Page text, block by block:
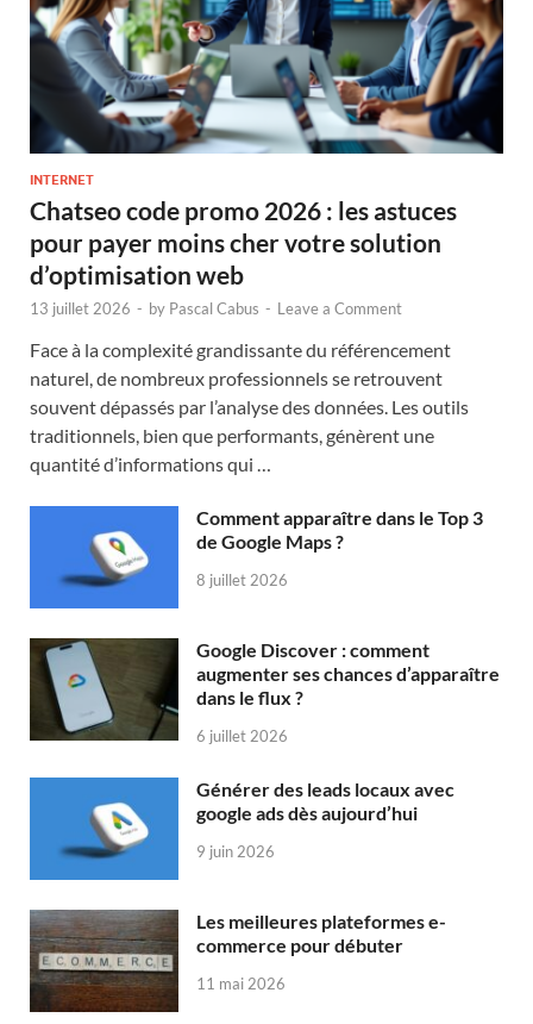
INTERNET
Chatseo code promo 2026 : les astuces
pour payer moins cher votre solution
d’optimisation web
13 juillet 2026 - by Pascal Cabus - Leave a Comment
Face à la complexité grandissante du référencement
naturel, de nombreux professionnels se retrouvent
souvent dépassés par l’analyse des données. Les outils
traditionnels, bien que performants, génèrent une
quantité d’informations qui …
Comment apparaître dans le Top 3
de Google Maps ?
8 juillet 2026
Google Discover : comment
augmenter ses chances d’apparaître
dans le flux ?
6 juillet 2026
Générer des leads locaux avec
google ads dès aujourd’hui
9 juin 2026
Les meilleures plateformes e-
commerce pour débuter
11 mai 2026